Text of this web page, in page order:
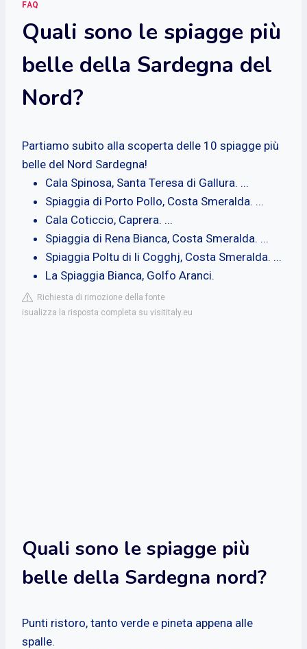
FAQ
Quali sono le spiagge più
belle della Sardegna del
Nord?
Partiamo subito alla scoperta delle 10 spiagge più
belle del Nord Sardegna!
Cala Spinosa, Santa Teresa di Gallura. ...
Spiaggia di Porto Pollo, Costa Smeralda. ...
Cala Coticcio, Caprera. ...
Spiaggia di Rena Bianca, Costa Smeralda. ...
Spiaggia Poltu di li Cogghj, Costa Smeralda. ...
La Spiaggia Bianca, Golfo Aranci.
Richiesta di rimozione della fonte
isualizza la risposta completa su visititaly.eu
Quali sono le spiagge più
belle della Sardegna nord?
Punti ristoro, tanto verde e pineta appena alle
spalle.